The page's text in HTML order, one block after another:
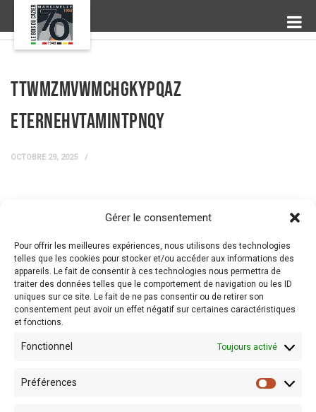
Gérer le consentement
Pour offrir les meilleures expériences, nous utilisons des technologies
telles que les cookies pour stocker et/ou accéder aux informations des
appareils. Le fait de consentir à ces technologies nous permettra de
traiter des données telles que le comportement de navigation ou les ID
uniques sur ce site. Le fait de ne pas consentir ou de retirer son
consentement peut avoir un effet négatif sur certaines caractéristiques
et fonctions.
Fonctionnel Toujours activé
Préférences
ttwmZMVwMcHgkYPQaZ
eTErNEHVTAMintPNQY
OCTOBRE 29, 2025